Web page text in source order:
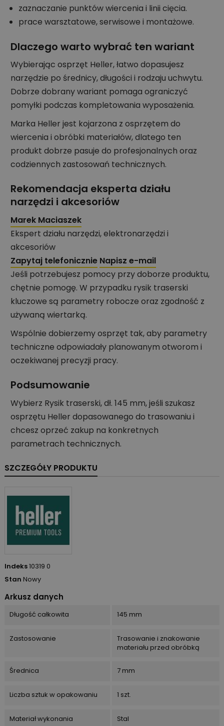
zaznaczanie punktów wiercenia i linii cięcia.
prace warsztatowe, serwisowe i montażowe.
Dlaczego warto wybrać ten wariant
Wybierając osprzęt Heller, łatwo dopasujesz
narzędzie po średnicy, długości i rodzaju uchwytu.
Dobrze dobrany wariant pomaga ograniczyć
pomyłki podczas kompletowania wyposażenia.
Marka Heller jest kojarzona z osprzętem do
wiercenia i obróbki materiałów, dlatego ten
produkt dobrze pasuje do profesjonalnych oraz
codziennych zastosowań technicznych.
Rekomendacja eksperta działu
narzędzi i akcesoriów
Marek Maciaszek
Ekspert działu narzędzi, elektronarzędzi i
akcesoriów
Zapytaj telefonicznie Napisz e-mail
Jeśli potrzebujesz pomocy przy doborze produktu,
chętnie pomogę. W przypadku rysik traserski
kluczowe są parametry robocze oraz zgodność z
używaną wiertarką.
Wspólnie dobierzemy osprzęt tak, aby parametry
techniczne odpowiadały planowanym otworom i
oczekiwanej precyzji pracy.
Podsumowanie
Wybierz Rysik traserski, dł. 145 mm, jeśli szukasz
osprzętu Heller dopasowanego do trasowaniu i
chcesz oprzeć zakup na konkretnych
parametrach technicznych.
SZCZEGÓŁY PRODUKTU
Indeks10319 0
Stan Nowy
Arkusz danych
Długość całkowita 145 mm
Zastosowanie
Trasowanie i znakowanie
materiału przed obróbką
Średnica 7 mm
Liczba sztuk w opakowaniu 1 szt.
Materiał wykonania Stal